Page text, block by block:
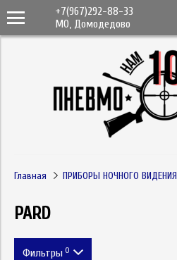
+7(967)292-88-33
МО, Домодедово
Главная ПРИБОРЫ НОЧНОГО ВИДЕНИЯ
PARD
Фильтры 0